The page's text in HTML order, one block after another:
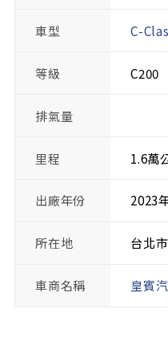
車型 C-
等級 C200
排氣量
里程 1.6萬
出廠年份 2023
所在地 台北市
車商名稱 皇賓